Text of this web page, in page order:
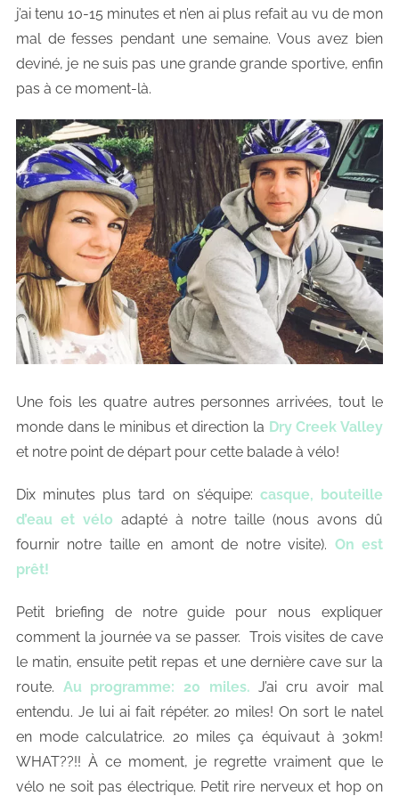
j’ai tenu 10-15 minutes et n’en ai plus refait au vu de mon
mal de fesses pendant une semaine. Vous avez bien
deviné, je ne suis pas une grande grande sportive, enfin
pas à ce moment-là.
Une fois les quatre autres personnes arrivées, tout le
monde dans le minibus et direction la Dry Creek Valley
et notre point de départ pour cette balade à vélo!
Dix minutes plus tard on s’équipe: casque, bouteille
d’eau et vélo adapté à notre taille (nous avons dû
fournir notre taille en amont de notre visite). On est
prêt!
Petit briefing de notre guide pour nous expliquer
comment la journée va se passer. Trois visites de cave
le matin, ensuite petit repas et une dernière cave sur la
route. Au programme: 20 miles. J’ai cru avoir mal
entendu. Je lui ai fait répéter. 20 miles! On sort le natel
en mode calculatrice. 20 miles ça équivaut à 30km!
WHAT??!! À ce moment, je regrette vraiment que le
vélo ne soit pas électrique. Petit rire nerveux et hop on